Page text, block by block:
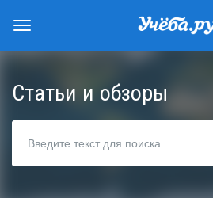
Статьи и обзоры